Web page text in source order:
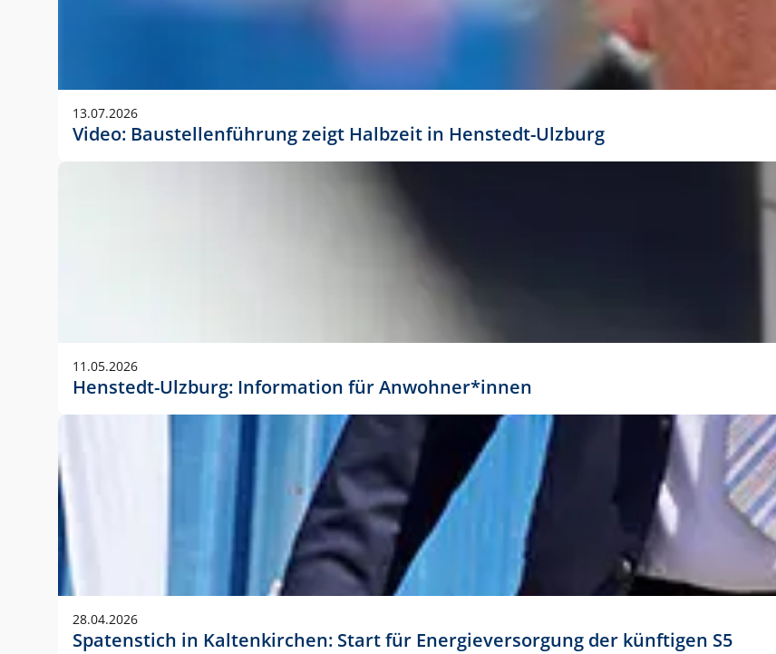
13.07.2026
Video: Baustellenführung zeigt Halbzeit in Henstedt-Ulzburg
11.05.2026
Henstedt-Ulzburg: Information für Anwohner*innen
28.04.2026
Spatenstich in Kaltenkirchen: Start für Energieversorgung der künftigen S5